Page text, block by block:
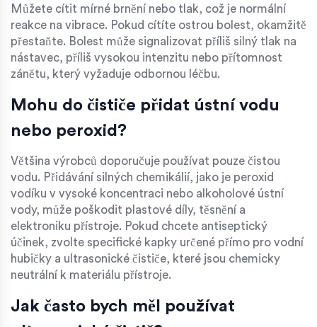
Můžete cítit mírné brnění nebo tlak, což je normální
reakce na vibrace. Pokud cítíte ostrou bolest, okamžitě
přestaňte. Bolest může signalizovat příliš silný tlak na
nástavec, příliš vysokou intenzitu nebo přítomnost
zánětu, který vyžaduje odbornou léčbu.
Mohu do čističe přidat ústní vodu
nebo peroxid?
Většina výrobců doporučuje používat pouze čistou
vodu. Přidávání silných chemikálií, jako je peroxid
vodíku v vysoké koncentraci nebo alkoholové ústní
vody, může poškodit plastové díly, těsnění a
elektroniku přístroje. Pokud chcete antiseptický
účinek, zvolte specifické kapky určené přímo pro vodní
hubičky a ultrasonické čističe, které jsou chemicky
neutrální k materiálu přístroje.
Jak často bych měl používat